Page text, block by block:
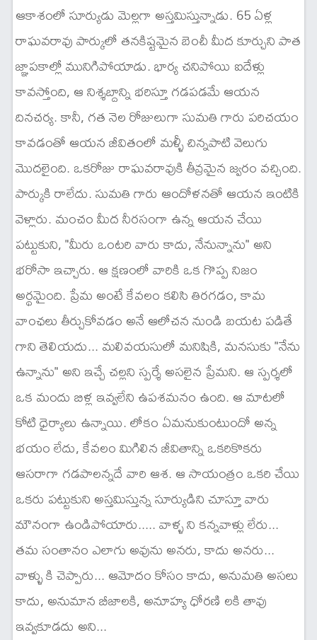
ఆకాశంలో సూర్యుడు మెల్లగా అస్తమిస్తున్నాడు. 65 ఏళ్ల
రాఘవరావు పార్కులో తనకిష్టమైన బెంచీ మీద కూర్చుని పాత
జ్ఞాపకాల్లో మునిగిపోయాడు. భార్య చనిపోయి ఐదేళ్లు
కావస్తోంది, ఆ నిశ్శబ్దాన్ని భరిస్తూ గడపడమే ఆయన
దినచర్య. కానీ, గత నెల రోజులుగా సుమతి గారు పరిచయం
కావడంతో ఆయన జీవితంలో మళ్ళీ చిన్నపాటి వెలుగు
మొదలైంది. ఒకరోజు రాఘవరావుకి తీవ్రమైన జ్వరం వచ్చింది.
పార్కుకి రాలేదు. సుమతి గారు ఆందోళనతో ఆయన ఇంటికి
వెళ్లారు. మంచం మీద నీరసంగా ఉన్న ఆయన చేయి
పట్టుకుని, "మీరు ఒంటరి వారు కాదు, నేనున్నాను" అని
భరోసా ఇచ్చారు. ఆ క్షణంలో వారికి ఒక గొప్ప నిజం
అర్థమైంది. ప్రేమ అంటే కేవలం కలిసి తిరగడం, కామ
వాంఛలు తీర్చుకోవడం అనే ఆలోచన నుండి బయట పడితే
గాని తెలియదు... మలివయసులో మనిషికి, మనసుకు "నేను
ఉన్నాను" అని ఇచ్చే చల్లని స్పర్శే అసలైన ప్రేమని. ఆ స్పర్శలో
ఒక మందు బిళ్ల ఇవ్వలేని ఉపశమనం ఉంది. ఆ మాటలో
కోటి ధైర్యాలు ఉన్నాయి. లోకం ఏమనుకుంటుందో అన్న
భయం లేదు, కేవలం మిగిలిన జీవితాన్ని ఒకరికొకరు
ఆసరాగా గడపాలన్నదే వారి ఆశ. ఆ సాయంత్రం ఒకరి చేయి
ఒకరు పట్టుకుని అస్తమిస్తున్న సూర్యుడిని చూస్తూ వారు
మౌనంగా ఉండిపోయారు..... వాళ్ళ ని కన్నవాళ్లు లేరు...
తమ సంతానం ఎలాగు అవును అనరు, కాదు అనరు...
వాళ్ళు కి చెప్పారు... ఆమోదం కోసం కాదు, అనుమతి అసలు
కాదు, అనుమాన బీజాలకి, అనూహ్య ధోరణి లకి తావు
ఇవ్వకూడదు అని...